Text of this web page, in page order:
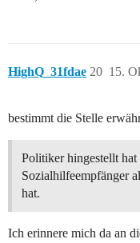
HighQ_31fdae 15.
20
bestimmt die Stelle
Politiker hingestellt
Sozialhilfeempfänger
hat.
Ich erinnere mich da an